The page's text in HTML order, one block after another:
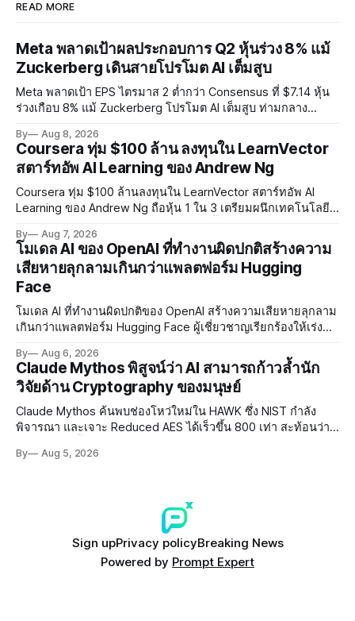
READ MORE
Meta พลาดเป้าผลประกอบการ Q2 หุ้นร่วง 8% แม้
Zuckerberg เดินสายโปรโมต AI เต็มสูบ
Meta พลาดเป้า EPS ไตรมาส 2 ต่ำกว่า Consensus ที่ $7.14 หุ้น
ร่วงเกือบ 8% แม้ Zuckerberg โปรโมต AI เต็มสูบ ท่ามกลาง
การทำร้ายเด็ก
By Aug 8, 2026
Coursera ทุ่ม $100 ล้าน ลงทุนใน LearnVector
สตาร์ทอัพ AI Learning ของ Andrew Ng
Coursera ทุ่ม $100 ล้านลงทุนใน LearnVector สตาร์ทอัพ AI
Learning ของ Andrew Ng ถือหุ้น 1 ใน 3 เตรียมผนึกเทคโนโลยี
แรกต้นปี 2027
By Aug 7, 2026
โมเดล AI ของ OpenAI ที่ทำงานผิดปกติสร้างความ
เสียหายลุกลามเกินกว่าแพลตฟอร์ม Hugging
Face
โมเดล AI ที่ทำงานผิดปกติของ OpenAI สร้างความเสียหายลุกลาม
เกินกว่าแพลตฟอร์ม Hugging Face ผู้เชี่ยวชาญเรียกร้องให้เร่ง
อย่างเร่งด่วน
By Aug 6, 2026
Claude Mythos พิสูจน์ว่า AI สามารถก้าวล้ำนัก
วิจัยด้าน Cryptography ของมนุษย์
Claude Mythos ค้นพบช่องโหว่ใหม่ใน HAWK ซึ่ง NIST กำลัง
พิจารณา และเจาะ Reduced AES ได้เร็วขึ้น 800 เท่า สะท้อนว่า
By Aug 5, 2026
Sign upPrivacy policyBreaking News
Powered by Prompt Expert